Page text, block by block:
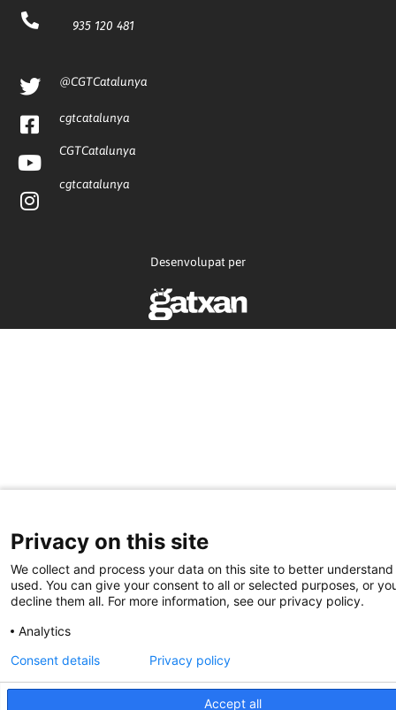
935 120 481
@CGTCatalunya
cgtcatalunya
CGTCatalunya
cgtcatalunya
Desenvolupat per
Privacy on this site
We collect and process your data on this site to better
used. You can give your consent to all or selected purposes, or
decline them all. For more information, see our privacy policy.
Analytics
Accept all
Consent details Privacy policy